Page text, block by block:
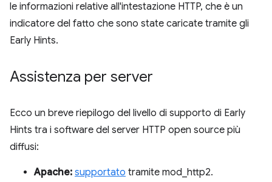
le informazioni relative all'intestazione HTTP, che è un
indicatore del fatto che sono state caricate tramite gli
Early Hints.
Assistenza per server
Ecco un breve riepilogo del livello di supporto di Early
Hints tra i software del server HTTP open source più
diffusi:
Apache: supportato tramite mod_http2.